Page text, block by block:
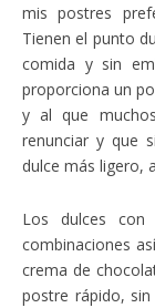
mis postres
Tienen el punto
comida y sin
proporciona un
y al que
renunciar y que
dulce más ligero,
Los dulces con
combinaciones
crema de
postre rápido,